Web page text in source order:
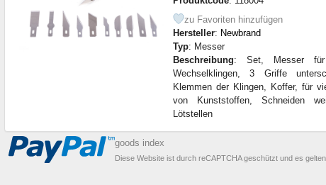
zu Favoriten hinzufügen
Hersteller: Newbrand
Typ: Messer
Beschreibung: Set, Messer für
Wechselklingen, 3 Griffe
Klemmen der Klingen, Koffer, für
von Kunststoffen, Schneiden
Lötstellen
goods index
Diese Website ist durch reCAPTCHA geschützt und es